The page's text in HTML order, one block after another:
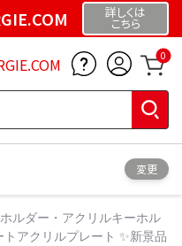
詳しくは
こちら
0
変更
ルダー・アクリルキーホル
アクリルプレート ✨新景品